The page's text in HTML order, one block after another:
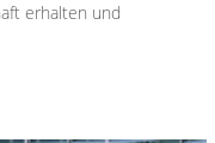
erhalten und